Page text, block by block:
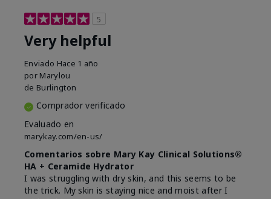
5
Very helpful
Enviado Hace 1 año
por Marylou
de Burlington
Comprador verificado
Evaluado en
marykay.com/en-us/
Comentarios sobre Mary Kay Clinical Solutions®
HA + Ceramide Hydrator
I was struggling with dry skin, and this seems to be
the trick. My skin is staying nice and moist after I